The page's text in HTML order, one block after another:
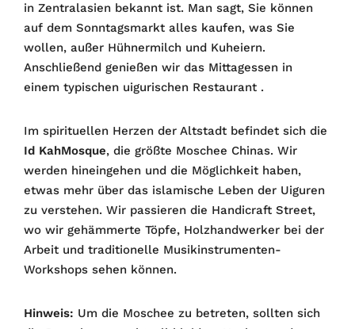
in Zentralasien bekannt ist. Man sagt, Sie können
auf dem Sonntagsmarkt alles kaufen, was Sie
wollen, außer Hühnermilch und Kuheiern.
Anschließend genießen wir das Mittagessen in
einem typischen uigurischen Restaurant .
Im spirituellen Herzen der Altstadt befindet sich die
Id KahMosque, die größte Moschee Chinas. Wir
werden hineingehen und die Möglichkeit haben,
etwas mehr über das islamische Leben der Uiguren
zu verstehen. Wir passieren die Handicraft Street,
wo wir gehämmerte Töpfe, Holzhandwerker bei der
Arbeit und traditionelle Musikinstrumenten-
Workshops sehen können.
Hinweis: Um die Moschee zu betreten, sollten sich